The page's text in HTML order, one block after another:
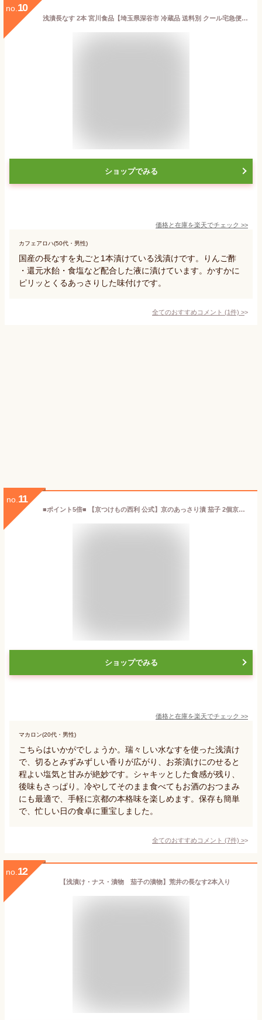
no. 10
浅漬長なす 2本 宮川食品【埼玉県深谷市 冷蔵品 送料別 クール宅急便】【NS】
ショップでみる
価格と在庫を楽天でチェック >>
カフェアロハ(50代・男性)
国産の長なすを丸ごと1本漬けている浅漬けです。りんご酢
・還元水飴・食塩など配合した液に漬けています。かすかに
ピリッとくるあっさりした味付けです。
全てのおすすめコメント (1件) >
no. 11
■ポイント5倍■ 【京つけもの西利 公式】京のあっさり漬 茄子 2個京都 西利 漬物 京漬物 漬け物 お漬物 お土産 浅漬け なす おつまみ お茶漬け ごはんのお供
ショップでみる
価格と在庫を楽天でチェック >>
マカロン(20代・男性)
こちらはいかがでしょうか。瑞々しい水なすを使った浅漬け
で、切るとみずみずしい香りが広がり、お茶漬けにのせると
程よい塩気と甘みが絶妙です。シャキッとした食感が残り、
後味もさっぱり。冷やしてそのまま食べてもお酒のおつまみ
にも最適で、手軽に京都の本格味を楽しめます。保存も簡単
で、忙しい日の食卓に重宝しました。
全てのおすすめコメント (7件) >
no. 12
【浅漬け・ナス・漬物 茄子の漬物】荒井の長なす2本入り